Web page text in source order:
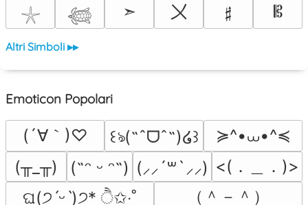
𓇼
𓆉 ➣ 〤 𝄰 𝄡
Altri Simboli ▸▸
Emoticon Popolari
(´∀｀)♡ ꒰ঌ(˶ˆᗜˆ˵)໒꒱
≽^•⩊•^≼
(╥_╥)
(˶ᵔ ᵕ ᵔ˶) (⸝⸝´꒳`⸝⸝) <(．＿．)>
ଘ(੭ˊᵕˋ)੭* ੈ✩‧˚
（＾－＾）